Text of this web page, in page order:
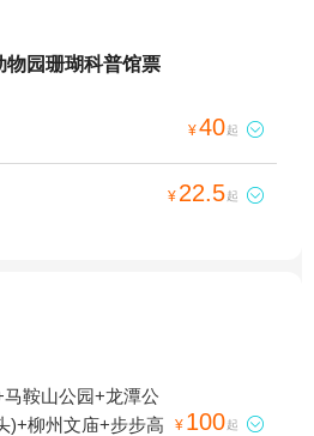
物园珊瑚科普馆票
¥40起 
¥ 22.5起 
马鞍山公园+龙潭公
)+柳州文庙+步步高
¥ 100起 